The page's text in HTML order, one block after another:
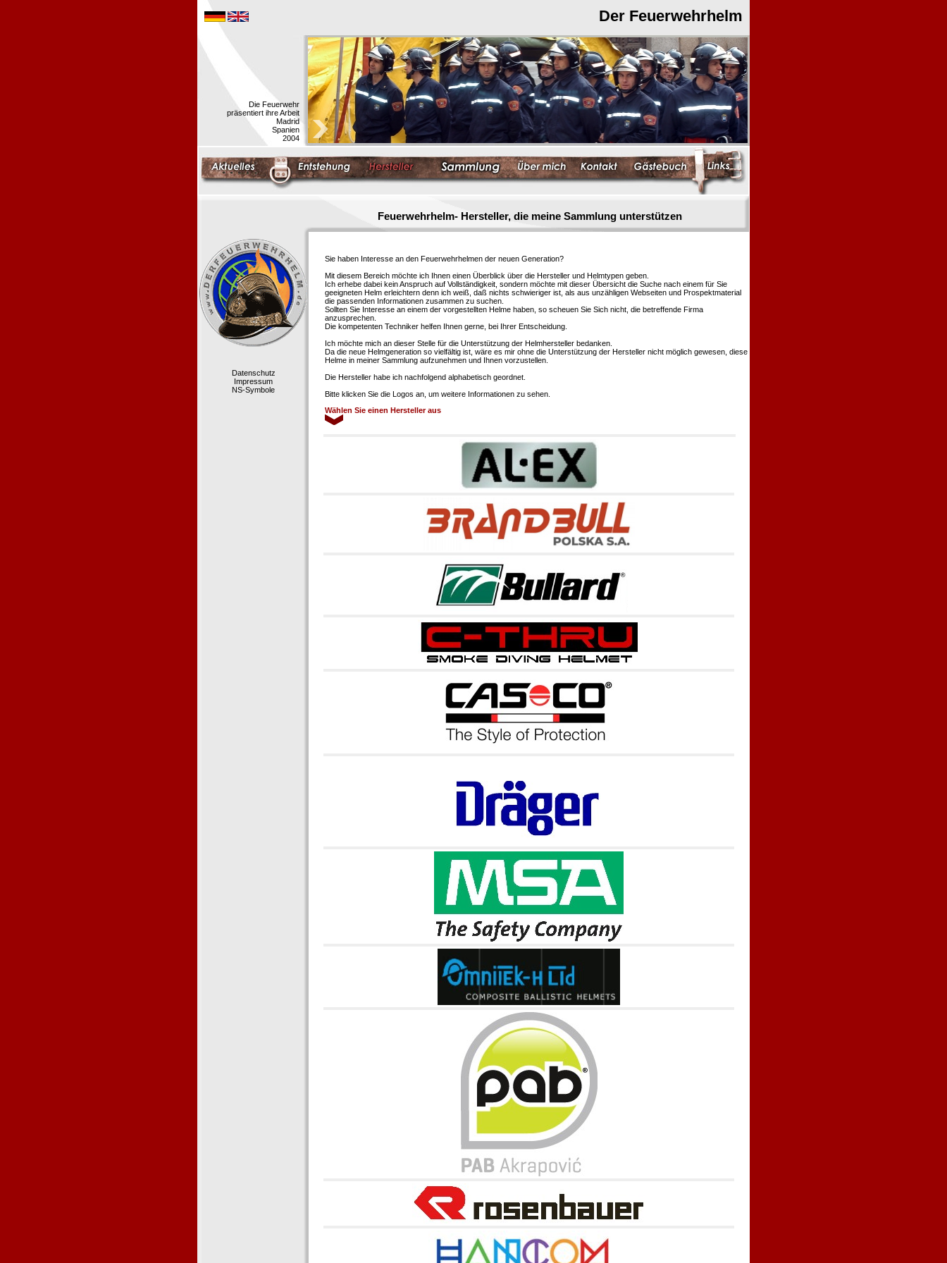
Der Feuerwehrhelm
Die Feuerwehr
präsentiert ihre Arbeit
Madrid
Spanien
2004
Feuerwehrhelm- Hersteller, die meine Sammlung unterstützen
Datenschutz
Impressum
NS-Symbole
Sie haben Interesse an den Feuerwehrhelmen der neuen Generation?
Mit diesem Bereich möchte ich Ihnen einen Überblick über die Hersteller und Helmtypen geben.
Ich erhebe dabei kein Anspruch auf Vollständigkeit, sondern möchte mit dieser Übersicht die Suche nach einem für Sie
geeigneten Helm erleichtern denn ich weiß, daß nichts schwieriger ist, als aus unzähligen Webseiten und Prospektmaterial
die passenden Informationen zusammen zu suchen.
Sollten Sie Interesse an einem der vorgestellten Helme haben, so scheuen Sie Sich nicht, die betreffende Firma
anzusprechen.
Die kompetenten Techniker helfen Ihnen gerne, bei Ihrer Entscheidung.
Ich möchte mich an dieser Stelle für die Unterstützung der Helmhersteller bedanken.
Da die neue Helmgeneration so vielfältig ist, wäre es mir ohne die Unterstützung der Hersteller nicht möglich gewesen, diese
Helme in meiner Sammlung aufzunehmen und Ihnen vorzustellen.
Die Hersteller habe ich nachfolgend alphabetisch geordnet.
Bitte klicken Sie die Logos an, um weitere Informationen zu sehen.
Wählen Sie einen Hersteller aus